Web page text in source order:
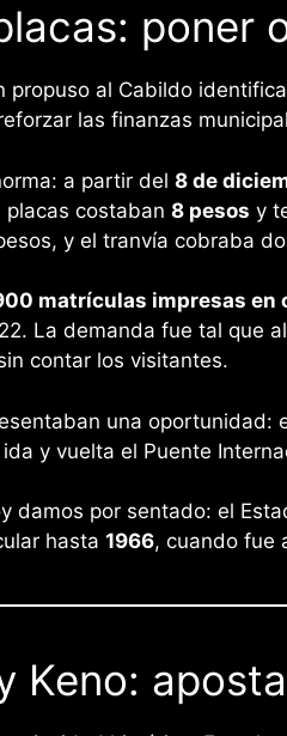
poner
propuso al Cabildo
las finanzas
a partir del 8 de
placas costaban 8 pesos y
y el tranvía cobraba
matrículas impresas en
La demanda fue tal que
contar los visitantes.
una oportunidad:
y vuelta el Puente
damos por sentado: el
hasta 1966, cuando fue
Keno: